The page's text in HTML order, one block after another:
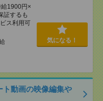
1900円×
証するも
ス利用可
気になる！
ト動画の映像編集や